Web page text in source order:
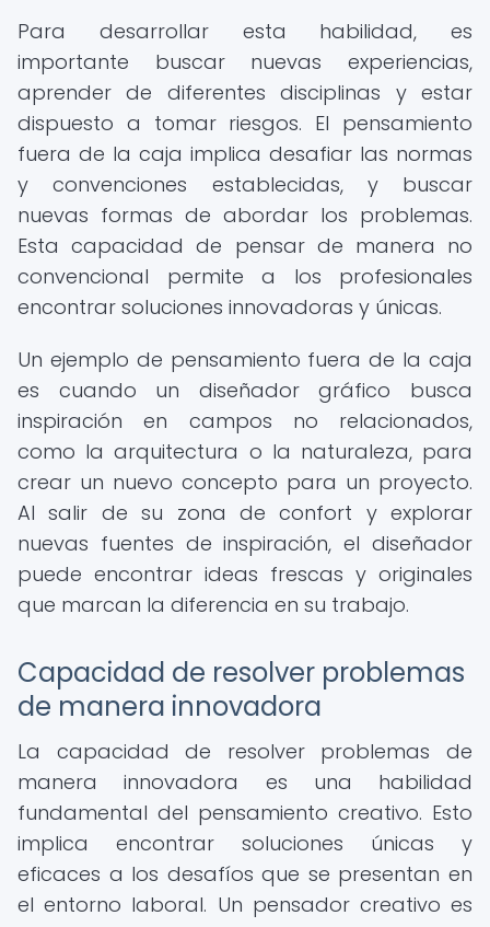
Para desarrollar esta habilidad, es
importante buscar nuevas experiencias,
aprender de diferentes disciplinas y estar
dispuesto a tomar riesgos. El pensamiento
fuera de la caja implica desafiar las normas
y convenciones establecidas, y buscar
nuevas formas de abordar los problemas.
Esta capacidad de pensar de manera no
convencional permite a los profesionales
encontrar soluciones innovadoras y únicas.
Un ejemplo de pensamiento fuera de la caja
es cuando un diseñador gráfico busca
inspiración en campos no relacionados,
como la arquitectura o la naturaleza, para
crear un nuevo concepto para un proyecto.
Al salir de su zona de confort y explorar
nuevas fuentes de inspiración, el diseñador
puede encontrar ideas frescas y originales
que marcan la diferencia en su trabajo.
Capacidad de resolver problemas
de manera innovadora
La capacidad de resolver problemas de
manera innovadora es una habilidad
fundamental del pensamiento creativo. Esto
implica encontrar soluciones únicas y
eficaces a los desafíos que se presentan en
el entorno laboral. Un pensador creativo es